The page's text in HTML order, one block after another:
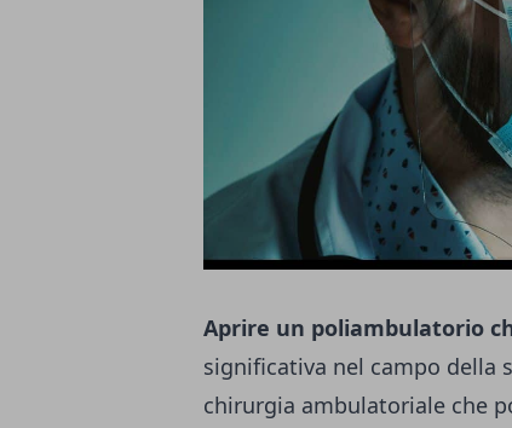
Aprire un poliambulatorio
significativa nel campo della
chirurgia ambulatoriale che